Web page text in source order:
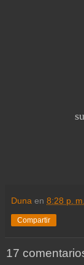
Duna en 8:28 p. m.
Compartir
17